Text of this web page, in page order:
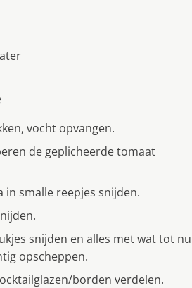
vocht opvangen.
de geplicheerde tomaat
in smalle reepjes snijden.
snijden en alles met wat tot nu
opscheppen.
borden verdelen.